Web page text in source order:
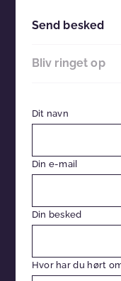
Send besked
Bliv ringet op
Dit navn
Din e-mail
Din besked
Hvor har du hørt